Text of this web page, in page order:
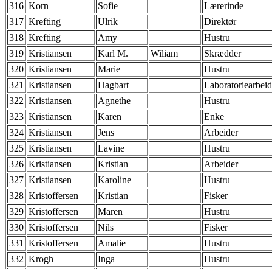
316 Korn Sofie
Lærerinde
317 Krefting Ulrik
Direktør
318 Krefting Amy
Hustru
319 Kristiansen Karl M. Wiliam
Skrædder
320 Kristiansen Marie
Hustru
321 Kristiansen Hagbart
322 Kristiansen Agnethe
Hustru
323 Kristiansen Karen
Enke
324 Kristiansen Jens
Arbeider
325 Kristiansen Lavine
Hustru
326 Kristiansen Kristian
Arbeider
327 Kristiansen Karoline
Hustru
328 Kristoffersen Kristian
Fisker
329 Kristoffersen Maren
Hustru
330 Kristoffersen Nils
Fisker
331 Kristoffersen Amalie
Hustru
332 Krogh Inga
Hustru